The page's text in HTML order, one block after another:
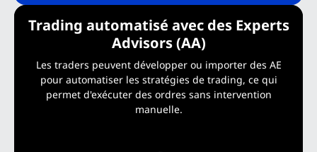
Trading automatisé avec des Experts
Advisors (AA)
Les traders peuvent développer ou importer des AE
pour automatiser les stratégies de trading, ce qui
permet d'exécuter des ordres sans intervention
manuelle.